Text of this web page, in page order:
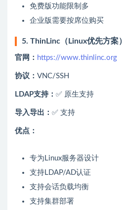
免费版功能限制多
企业版需要按席位购买
5. ThinLinc（Linux优先方案）
官网： https://www.thinlinc.org
协议： VNC/SSH
LDAP支持： ✅ 原生支持
导入导出： ✅ 支持
优点：
专为Linux服务器设计
支持LDAP/AD认证
支持会话负载均衡
支持集群部署